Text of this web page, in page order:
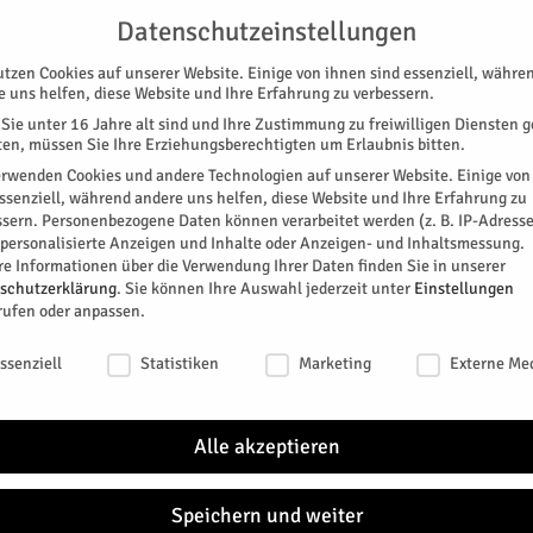
KONTAKT
SPEZIAL E-PAPER KINO GALERIE
zum
Datenschutzeinstellungen
Cookies auf unserer Website. Einige von ihnen sind essenziell,
uns helfen, diese Website und Ihre Erfahrung zu verbessern.
unter 16 Jahre alt sind und Ihre Zustimmung zu freiwilligen Diensten
müssen Sie Ihre Erziehungsberechtigten um Erlaubnis bitten.
Cookies und andere Technologien auf unserer Website. Einige
während andere uns helfen, diese Website und Ihre Erfahrung zu
Personenbezogene Daten können verarbeitet werden (z. B. IP-
Anzeigen und Inhalte oder Anzeigen- und Inhaltsmessung.
Informationen über die Verwendung Ihrer Daten finden Sie in unserer
. Sie können Ihre Auswahl jederzeit unter Einstellungen
oder anpassen.
Statistiken Marketing Externe
Alle akzeptieren
Speichern und weiter